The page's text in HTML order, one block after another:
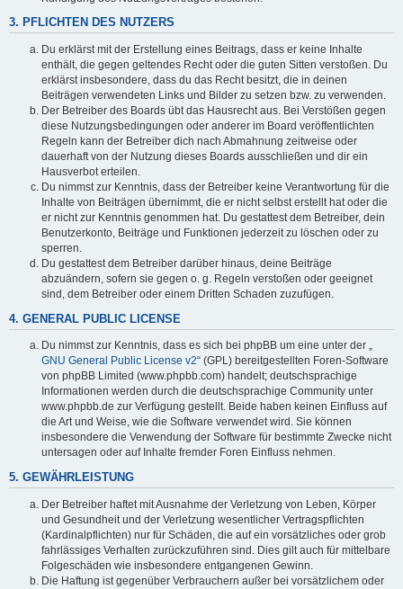
3. PFLICHTEN DES NUTZERS
Du erklärst mit der Erstellung eines Beitrags, dass er keine Inhalte
enthält, die gegen geltendes Recht oder die guten Sitten verstoßen. Du
erklärst insbesondere, dass du das Recht besitzt, die in deinen
Beiträgen verwendeten Links und Bilder zu setzen bzw. zu verwenden.
Der Betreiber des Boards übt das Hausrecht aus. Bei Verstößen gegen
diese Nutzungsbedingungen oder anderer im Board veröffentlichten
Regeln kann der Betreiber dich nach Abmahnung zeitweise oder
dauerhaft von der Nutzung dieses Boards ausschließen und dir ein
Hausverbot erteilen.
Du nimmst zur Kenntnis, dass der Betreiber keine Verantwortung für die
Inhalte von Beiträgen übernimmt, die er nicht selbst erstellt hat oder die
er nicht zur Kenntnis genommen hat. Du gestattest dem Betreiber, dein
Benutzerkonto, Beiträge und Funktionen jederzeit zu löschen oder zu
sperren.
Du gestattest dem Betreiber darüber hinaus, deine Beiträge
abzuändern, sofern sie gegen o. g. Regeln verstoßen oder geeignet
sind, dem Betreiber oder einem Dritten Schaden zuzufügen.
4. GENERAL PUBLIC LICENSE
Du nimmst zur Kenntnis, dass es sich bei phpBB um eine unter der „
GNU General Public License v2“ (GPL) bereitgestellten Foren-Software
von phpBB Limited (www.phpbb.com) handelt; deutschsprachige
Informationen werden durch die deutschsprachige Community unter
www.phpbb.de zur Verfügung gestellt. Beide haben keinen Einfluss auf
die Art und Weise, wie die Software verwendet wird. Sie können
insbesondere die Verwendung der Software für bestimmte Zwecke nicht
untersagen oder auf Inhalte fremder Foren Einfluss nehmen.
5. GEWÄHRLEISTUNG
Der Betreiber haftet mit Ausnahme der Verletzung von Leben, Körper
und Gesundheit und der Verletzung wesentlicher Vertragspflichten
(Kardinalpflichten) nur für Schäden, die auf ein vorsätzliches oder grob
fahrlässiges Verhalten zurückzuführen sind. Dies gilt auch für mittelbare
Folgeschäden wie insbesondere entgangenen Gewinn.
Die Haftung ist gegenüber Verbrauchern außer bei vorsätzlichem oder